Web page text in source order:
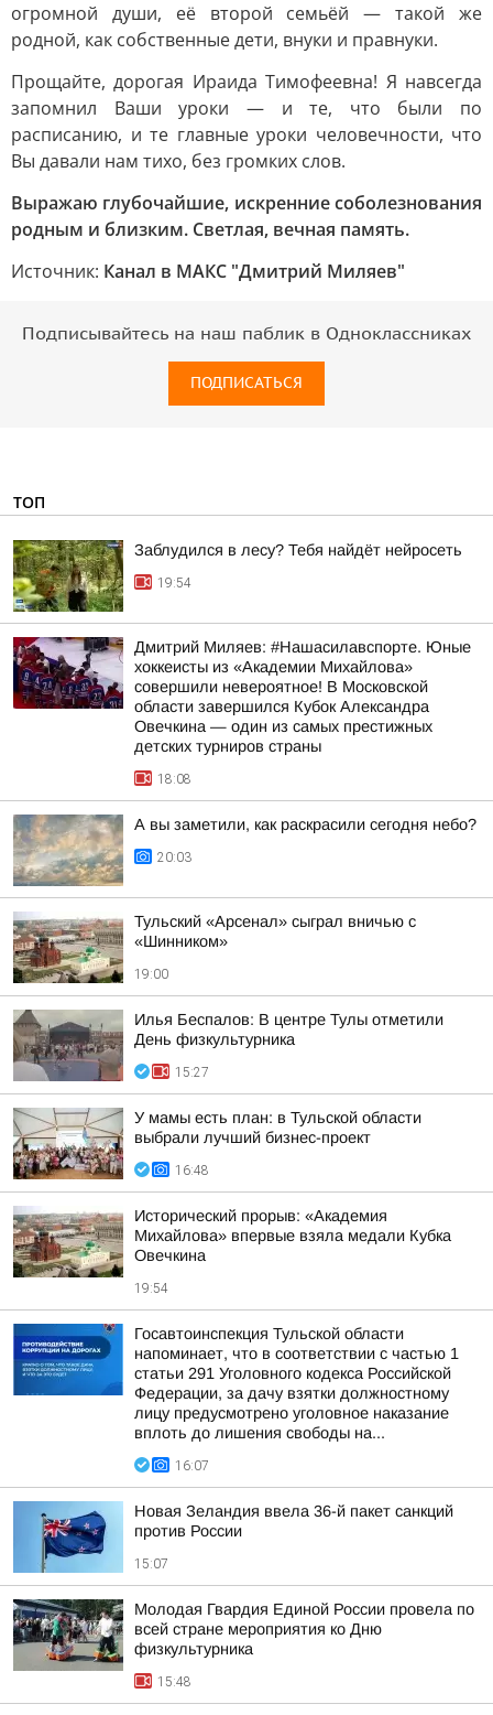
огромной души, её второй семьёй — такой же
родной, как собственные дети, внуки и правнуки.
Прощайте, дорогая Ираида Тимофеевна! Я навсегда
запомнил Ваши уроки — и те, что были по
расписанию, и те главные уроки человечности, что
Вы давали нам тихо, без громких слов.
Выражаю глубочайшие, искренние соболезнования
родным и близким. Светлая, вечная память.
Источник: Канал в МАКС "Дмитрий Миляев"
Подписывайтесь на наш паблик в Одноклассниках
ПОДПИСАТЬСЯ
ТОП
Заблудился в лесу? Тебя найдёт нейросеть
19:54
Дмитрий Миляев: #Нашасилавспорте. Юные
хоккеисты из «Академии Михайлова»
совершили невероятное! В Московской
области завершился Кубок Александра
Овечкина — один из самых престижных
детских турниров страны
18:08
А вы заметили, как раскрасили сегодня небо?
20:03
Тульский «Арсенал» сыграл вничью с
«Шинником»
19:00
Илья Беспалов: В центре Тулы отметили
День физкультурника
15:27
У мамы есть план: в Тульской области
выбрали лучший бизнес-проект
16:48
Исторический прорыв: «Академия
Михайлова» впервые взяла медали Кубка
Овечкина
19:54
Госавтоинспекция Тульской области
напоминает, что в соответствии с частью 1
статьи 291 Уголовного кодекса Российской
Федерации, за дачу взятки должностному
лицу предусмотрено уголовное наказание
вплоть до лишения свободы на...
16:07
Новая Зеландия ввела 36-й пакет санкций
против России
15:07
Молодая Гвардия Единой России провела по
всей стране мероприятия ко Дню
физкультурника
15:48